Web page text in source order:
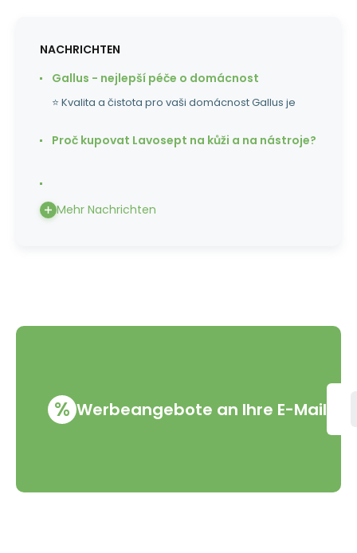
NACHRICHTEN
Gallus - nejlepší péče o domácnost
⭐ Kvalita a čistota pro vaši domácnost Gallus je
Proč kupovat Lavosept na kůži a na nástroje?
Mehr Nachrichten
% Werbeangebote an Ihre E-Mail